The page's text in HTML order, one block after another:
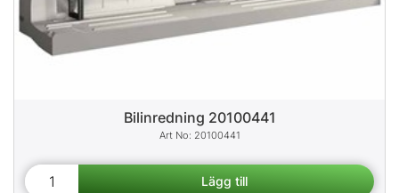
Bilinredning 20100441
20100441